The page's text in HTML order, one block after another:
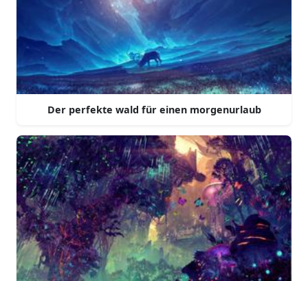
Der perfekte wald für einen morgenurlaub